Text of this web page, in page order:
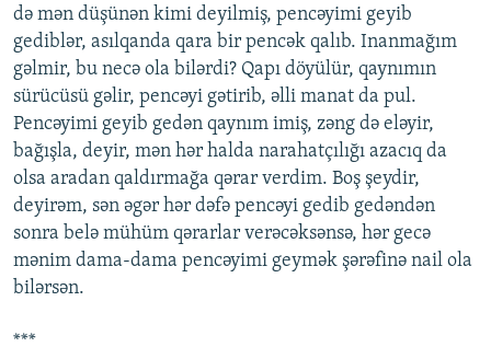
də mən düşünən kimi deyilmiş, pencəyimi geyib
gediblər, asılqanda qara bir pencək qalıb. Inanmağım
gəlmir, bu necə ola bilərdi? Qapı döyülür, qaynımın
sürücüsü gəlir, pencəyi gətirib, əlli manat da pul.
Pencəyimi geyib gedən qaynım imiş, zəng də eləyir,
bağışla, deyir, mən hər halda narahatçılığı azacıq da
olsa aradan qaldırmağa qərar verdim. Boş şeydir,
deyirəm, sən əgər hər dəfə pencəyi gedib gedəndən
sonra belə mühüm qərarlar verəcəksənsə, hər gecə
mənim dama-dama pencəyimi geymək şərəfinə nail ola
bilərsən.
***